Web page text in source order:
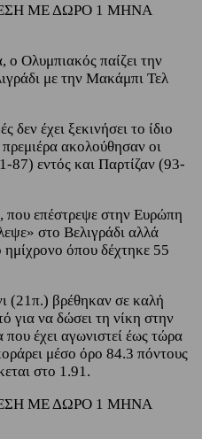
ΜΕ ΔΩΡΟ 1 ΜΗΝΑ
ο Ολυμπιακός παίζει την
με την Μακάμπι Τελ
έχει ξεκινήσει το ίδιο
ακολούθησαν οι
87) εντός και Παρτίζαν (93-
επέστρεψε στην Ευρώπη
στο Βελιγράδι αλλά
όπου δέχτηκε 55
(21π.) βρέθηκαν σε καλή
για να δώσει τη νίκη στην
που έχει αγωνιστεί έως τώρα
μέσο όρο 84.3 πόντους
στο 1.91.
ΜΕ ΔΩΡΟ 1 ΜΗΝΑ